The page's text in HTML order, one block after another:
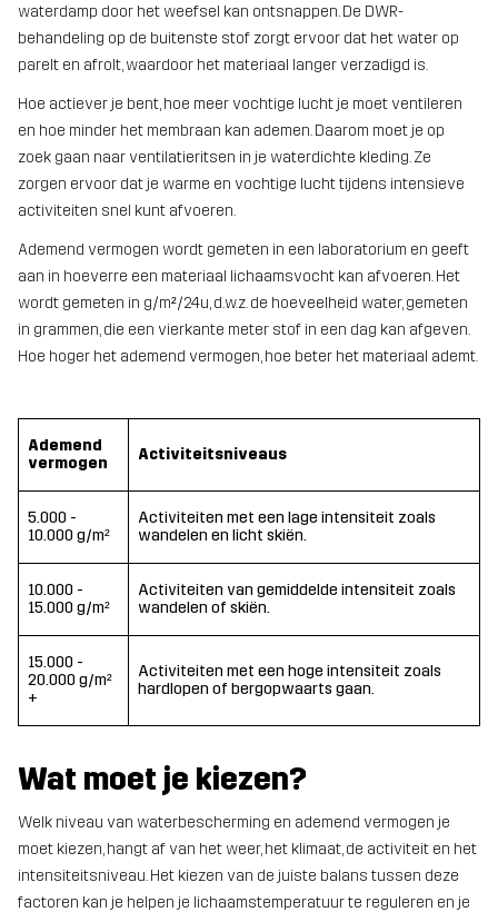
waterdamp door het weefsel kan ontsnappen. De DWR-
behandeling op de buitenste stof zorgt ervoor dat het water op
parelt en afrolt, waardoor het materiaal langer verzadigd is.
Hoe actiever je bent, hoe meer vochtige lucht je moet ventileren
en hoe minder het membraan kan ademen. Daarom moet je op
zoek gaan naar ventilatieritsen in je waterdichte kleding. Ze
zorgen ervoor dat je warme en vochtige lucht tijdens intensieve
activiteiten snel kunt afvoeren.
Ademend vermogen wordt gemeten in een laboratorium en geeft
aan in hoeverre een materiaal lichaamsvocht kan afvoeren. Het
wordt gemeten in g/m²/24u, d.w.z. de hoeveelheid water, gemeten
in grammen, die een vierkante meter stof in een dag kan afgeven.
Hoe hoger het ademend vermogen, hoe beter het materiaal ademt.
Ademend
vermogen
Activiteitsniveaus
5.000 -
10.000 g/m²
Activiteiten met een lage intensiteit zoals
wandelen en licht skiën.
10.000 -
15.000 g/m²
Activiteiten van gemiddelde intensiteit zoals
wandelen of skiën.
15.000 -
20.000 g/m²
+
Activiteiten met een hoge intensiteit zoals
hardlopen of bergopwaarts gaan.
Wat moet je kiezen?
Welk niveau van waterbescherming en ademend vermogen je
moet kiezen, hangt af van het weer, het klimaat, de activiteit en het
intensiteitsniveau. Het kiezen van de juiste balans tussen deze
factoren kan je helpen je lichaamstemperatuur te reguleren en je